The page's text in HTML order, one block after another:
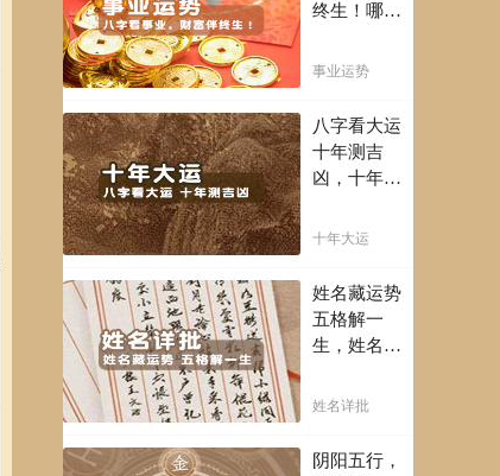
终生！哪日
有财官之
九是大官或
富豪，解读
您的事业天
局！！
事业运势
八字看大运
十年测吉
凶，十年一
未来命运全
十年大运
姓名藏运势
五格解一
生，姓名判
凶，你的名
你吗？
姓名详批
阴阳五行，